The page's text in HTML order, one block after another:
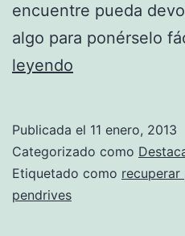
encuentre pueda
algo para ponérselo
leyendo
que
te
Publicada el 11 enero, 2013
Categorizado como
Etiquetado como recuperar
pendrives